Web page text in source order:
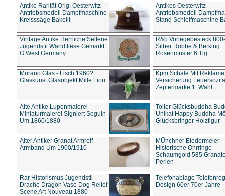
Antike Rarität Orig. Oesterwitz
Antriebsmodell Dampfmaschine
Kreisssäge Bakelit
Antikes Oesterwitz
Antriebsmodell
Stand Schleifmaschine
Vintage Antike Herrliche Seltene
Jugendstil Wandfliese Gemarkt
G West Germany
R&b Vorlegebesteck
Silber Robbe & Berking
Rosenmuster 6 Tlg.
Murano Glas - Fisch 1960?
Glaskunst Glasobjekt Mille Fiori
Kpm Schale Mit Reklame
Versicherung
Zeptermarke 1. Wahl
Alte Antike Lupenmalerei
Miniaturmalerei Signiert Seguin
Um 1860/1880
Toller Glücksbuddha
Unikat Happy Buddha
Glücksbringer Holzfigur
Alter Antiker Granat Armreif
Armband Um 1900/1910
MÜnchner Biedermeier
Historische Ohrringe
Schaumgold 585
Perlen
Rar Historismus Jugendstil
Drache Dragon Vase Dog Relief
Scene Art Nouveau 1880
Telefonablage
Design 60er 70er Jahre